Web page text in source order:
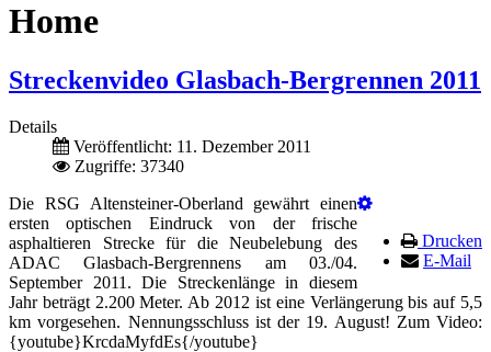
Home
Streckenvideo Glasbach-Bergrennen 2011
Details
Veröffentlicht: 11. Dezember 2011
Zugriffe: 37340
Drucken
E-Mail
Die RSG Altensteiner-Oberland gewährt einen
ersten optischen Eindruck von der frische
asphaltieren Strecke für die Neubelebung des
ADAC Glasbach-Bergrennens am 03./04.
September 2011. Die Streckenlänge in diesem
Jahr beträgt 2.200 Meter. Ab 2012 ist eine Verlängerung bis auf 5,5
km vorgesehen. Nennungsschluss ist der 19. August! Zum Video:
{youtube}KrcdaMyfdEs{/youtube}